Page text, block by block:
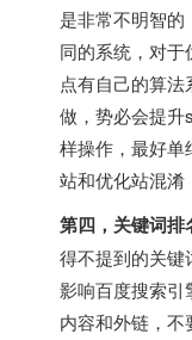
是非常不明智
同的系统，对
点有自己的算
做，势必会提升
样操作，最好单
站和优化站混淆
第四，关键词排
得不提到的关键
影响百度搜索引
内容和外链，